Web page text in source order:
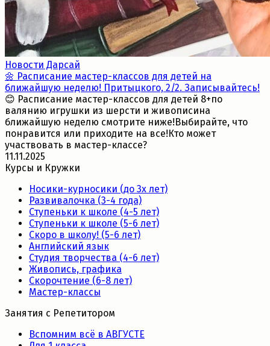
Новости Дарсай
🌼 Расписание мастер-классов для детей на
ближайшую неделю! Притыцкого, 2/2. Записывайтесь!
😊 Расписание мастер-классов для детей 8+по
валянию игрушки из шерсти и живописина
ближайшую неделю смотрите ниже!Выбирайте, что
понравится или приходите на все!Кто может
участвовать в мастер-классе?
11.11.2025
Курсы и Кружки
Носики-курносики (до 3х лет)
Развивалочка (3-4 года)
Ступеньки к школе (4-5 лет)
Ступеньки к школе (5-6 лет)
Скоро в школу! (5-6 лет)
Английский язык
Студия творчества (4-6 лет)
Живопись, графика
Скорочтение (6-8 лет)
Мастер-классы
Занятия с Репетитором
Вспомним всё в АВГУСТЕ